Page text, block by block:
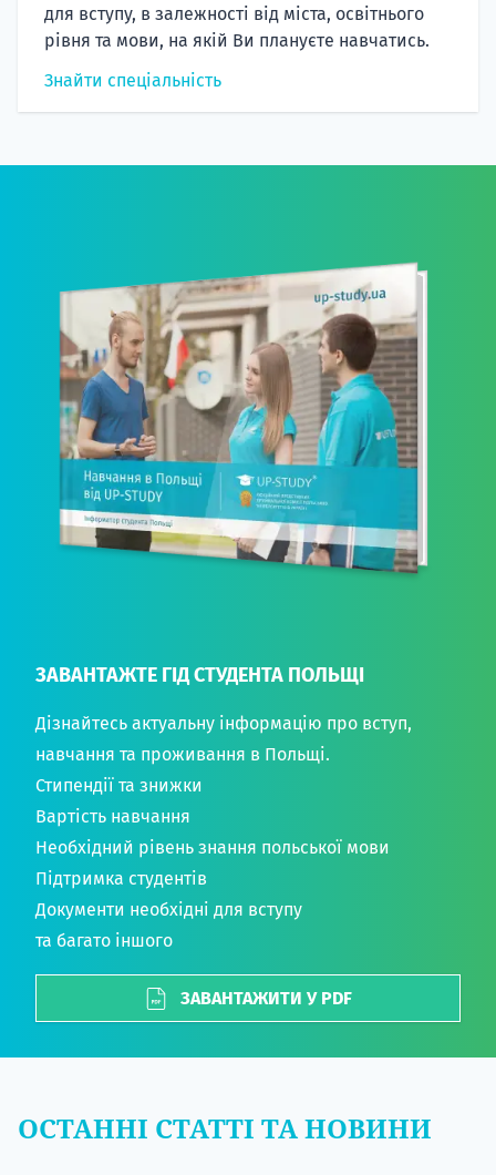
для вступу, в залежності від міста, освітнього
рівня та мови, на якій Ви плануєте навчатись.
Знайти спеціальність
ЗАВАНТАЖТЕ ГІД СТУДЕНТА ПОЛЬЩІ
Дізнайтесь актуальну інформацію про вступ,
навчання та проживання в Польщі.
Стипендії та знижки
Вартість навчання
Необхідний рівень знання польської мови
Підтримка студентів
Документи необхідні для вступу
та багато іншого
ЗАВАНТАЖИТИ У PDF
ОСТАННІ СТАТТІ ТА НОВИНИ